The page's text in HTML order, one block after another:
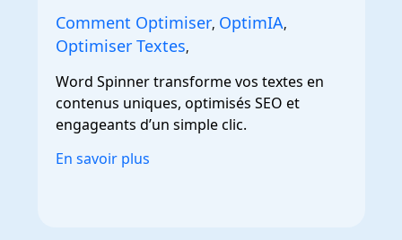
Comment Optimiser, OptimIA,
Optimiser Textes,
Word Spinner transforme vos textes en
contenus uniques, optimisés SEO et
engageants d’un simple clic.
En savoir plus